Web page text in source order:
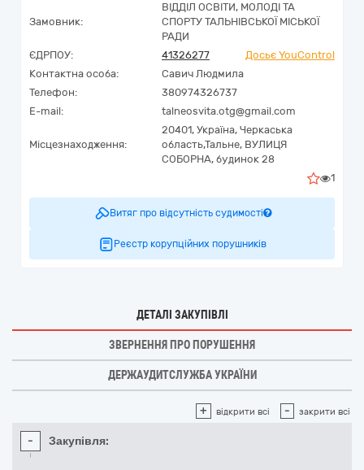
Замовник:
ВІДДІЛ ОСВІТИ, МОЛОДІ ТА
СПОРТУ ТАЛЬНІВСЬКОЇ МІСЬКОЇ
РАДИ
ЄДРПОУ:
41326277
Досьє YouControl
Контактна особа:
Савич Людмила
Телефон:
380974326737
E-mail:
talneosvita.otg@gmail.com
Місцезнаходження:
20401, Україна, Черкаська
область,Тальне, ВУЛИЦЯ
СОБОРНА, будинок 28
1
Витяг про відсутність судимості
Реєстр корупційних порушників
ДЕТАЛІ ЗАКУПІВЛІ
ЗВЕРНЕННЯ ПРО ПОРУШЕННЯ
ДЕРЖАУДИТСЛУЖБА УКРАЇНИ
+ відкрити всі - закрити всі
- Закупівля: